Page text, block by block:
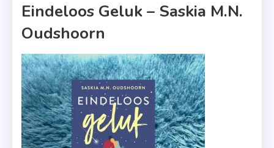
Eindeloos Geluk – Saskia M.N.
Oudshoorn